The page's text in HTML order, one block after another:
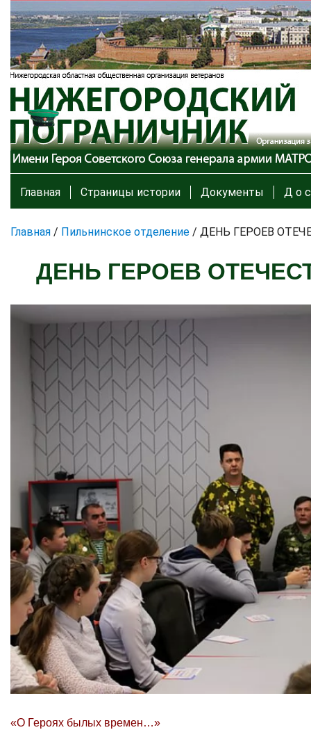
Главная Страницы истории Документы Д о с
Главная / Пильнинское отделение / ДЕНЬ ГЕРОЕВ
ДЕНЬ ГЕРОЕВ
«О Героях былых времен…»